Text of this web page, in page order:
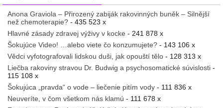
Anona Graviola – Přirozený zabiják rakovinných buněk – Silnější
než chemoterapie? - 435 523 x
Hlavné zásady zdravej výživy v kocke - 241 878 x
Šokujúce Video! …alebo viete čo konzumujete? - 143 106 x
Vědci vyfotografovali lidskou duši, jak opouští tělo - 128 313 x
Liečba rakoviny stravou Dr. Budwig a psychosomatické súvislosti -
115 108 x
Šokujúca „pravda“ o vode – liečenie pitím vody - 111 836 x
Neuveríte, v čom všetkom nás klamú - 111 678 x